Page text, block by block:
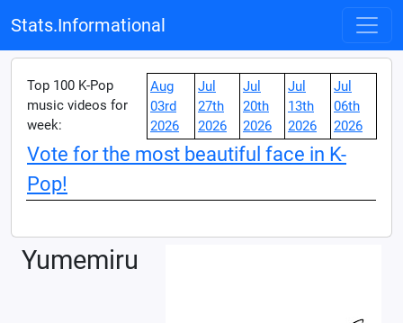
Stats.Informational
Top 100 K-Pop
music videos for
week:
Aug
03rd
2026
Jul
27th
2026
Jul
20th
2026
Jul
13th
2026
Jul
06th
2026
Vote for the most beautiful face in K-
Pop!
Yumemiru